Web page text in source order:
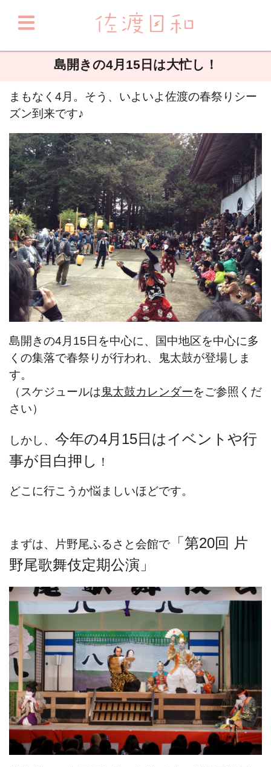
島開きの4月15日は大忙し！
まもなく4月。そう、いよいよ佐渡の春祭りシー
ズン到来です♪
島開きの4月15日を中心に、国中地区を中心に多
くの集落で春祭りが行われ、鬼太鼓が登場しま
す。
（スケジュールは鬼太鼓カレンダーをご参照くだ
さい）
しかし、 今年の4月15日はイベントや行
事が目白押し
！
どこに行こうか悩ましいほどです。
まずは、片野尾ふるさと会館で
「第20回 片
野尾歌舞伎定期公演」